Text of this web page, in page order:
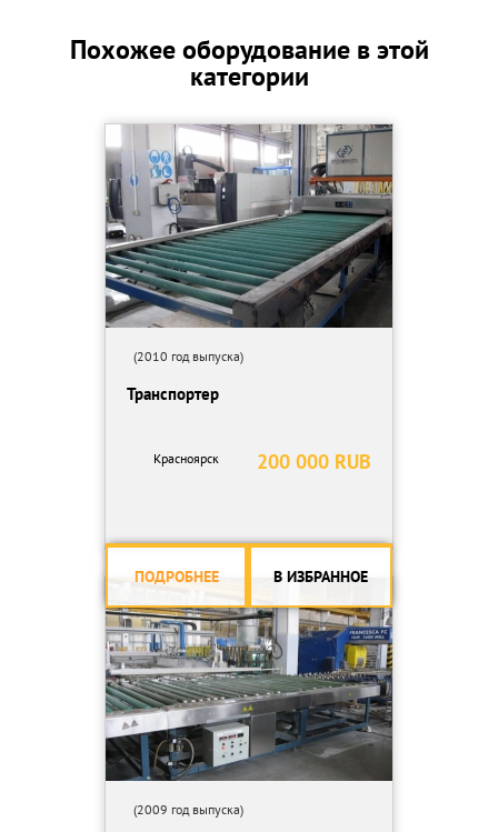
Похожее оборудование в этой
категории
(2010 год выпуска)
Транспортер
200 000 RUB
Красноярск
ПОДРОБНЕЕ В ИЗБРАННОЕ
(2009 год выпуска)